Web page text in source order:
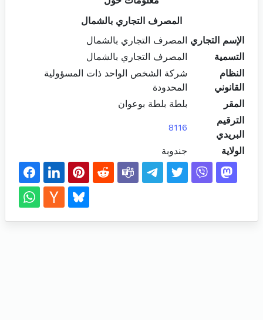
المصرف التجاري بالشمال
الإسم التجاري المصرف التجاري بالشمال
التسمية
المصرف التجاري بالشمال
النظام
القانوني
شركة الشخص الواحد ذات المسؤولية
المحدودة
المقر
بلطة بلطة بوعوان
الترقيم
البريدي
8116
الولاية جندوبة